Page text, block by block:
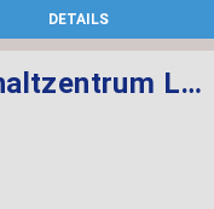
DETAILS
Schaltzentrum Lenksäule